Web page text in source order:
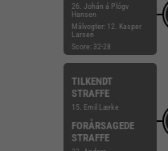
26. Johán á Plógv
Hansen
Målvogter: 12. Kasper
Larsen
Score: 32-28
TILKENDT
STRAFFE
15. Emil Lærke
FORÅRSAGEDE
STRAFFE